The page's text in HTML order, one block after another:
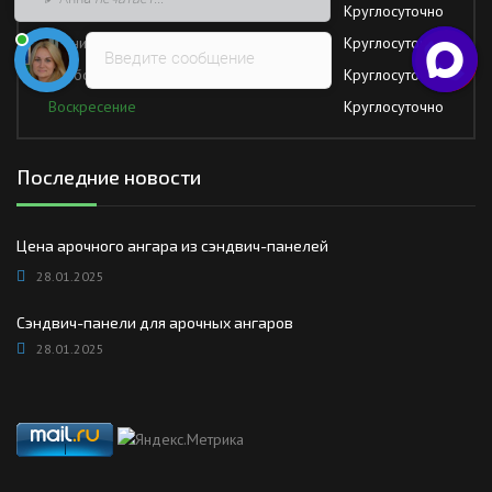
Круглосуточно
Пятница
Круглосуточно
Суббота
Круглосуточно
Воскресение
Круглосуточно
Последние новости
Цена арочного ангара из сэндвич-панелей
28.01.2025
Сэндвич-панели для арочных ангаров
28.01.2025
Введите сообщение